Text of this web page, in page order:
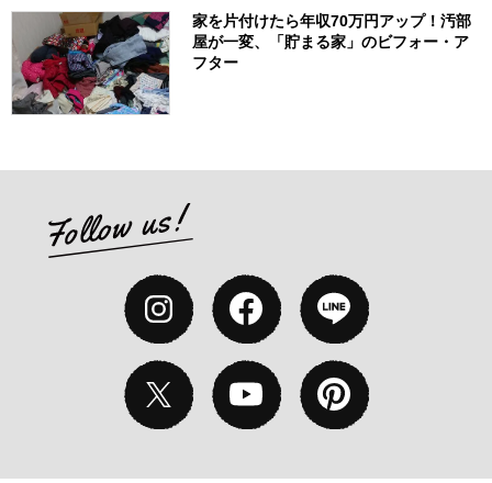
家を片付けたら年収70万円アップ！汚部
屋が一変、「貯まる家」のビフォー・ア
フター